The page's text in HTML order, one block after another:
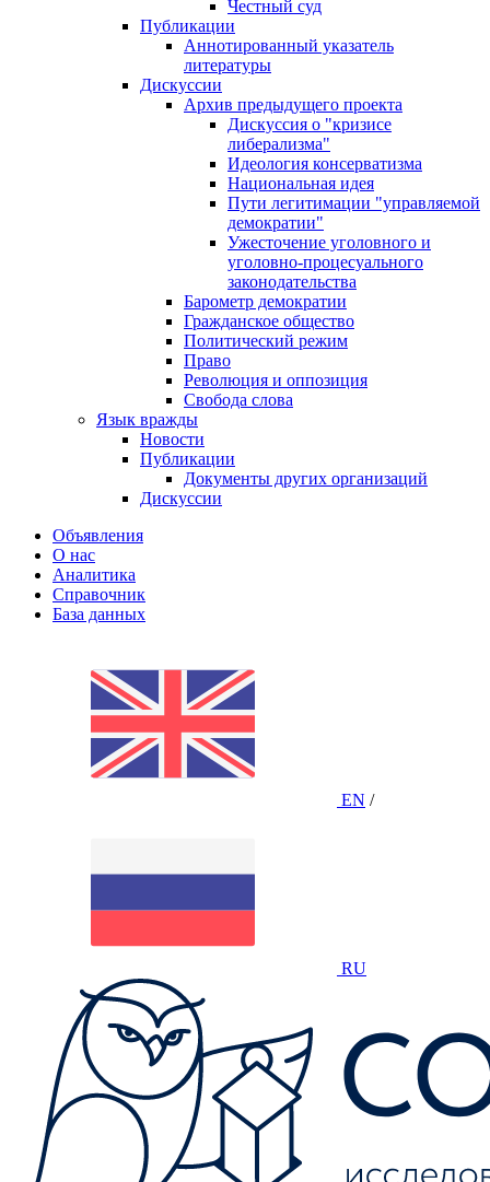
Честный суд
Публикации
Аннотированный указатель
литературы
Дискуссии
Архив предыдущего проекта
Дискуссия о "кризисе
либерализма"
Идеология консерватизма
Национальная идея
Пути легитимации "управляемой
демократии"
Ужесточение уголовного и
уголовно-процесуального
законодательства
Барометр демократии
Гражданское общество
Политический режим
Право
Революция и оппозиция
Свобода слова
Язык вражды
Новости
Публикации
Документы других организаций
Дискуссии
Объявления
О нас
Аналитика
Справочник
База данных
EN /
RU